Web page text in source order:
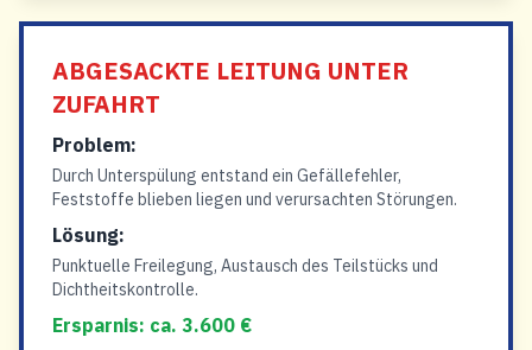
ABGESACKTE LEITUNG UNTER
ZUFAHRT
Problem:
Durch Unterspülung entstand ein Gefällefehler,
Feststoffe blieben liegen und verursachten Störungen.
Lösung:
Punktuelle Freilegung, Austausch des Teilstücks und
Dichtheitskontrolle.
Ersparnis: ca. 3.600 €